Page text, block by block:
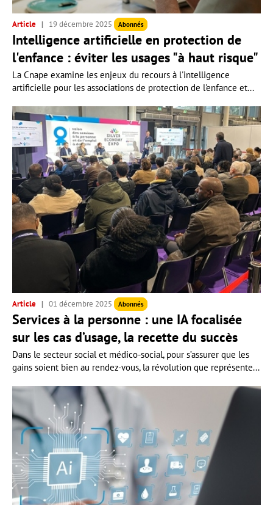
Article 19 décembre 2025 Abonnés
Intelligence artificielle en protection de
l'enfance : éviter les usages "à haut risque"
La Cnape examine les enjeux du recours à l'intelligence
artificielle pour les associations de protection de l'enfance et...
Article 01 décembre 2025 Abonnés
Services à la personne : une IA focalisée
sur les cas d’usage, la recette du succès
Dans le secteur social et médico-social, pour s’assurer que les
gains soient bien au rendez-vous, la révolution que représente...